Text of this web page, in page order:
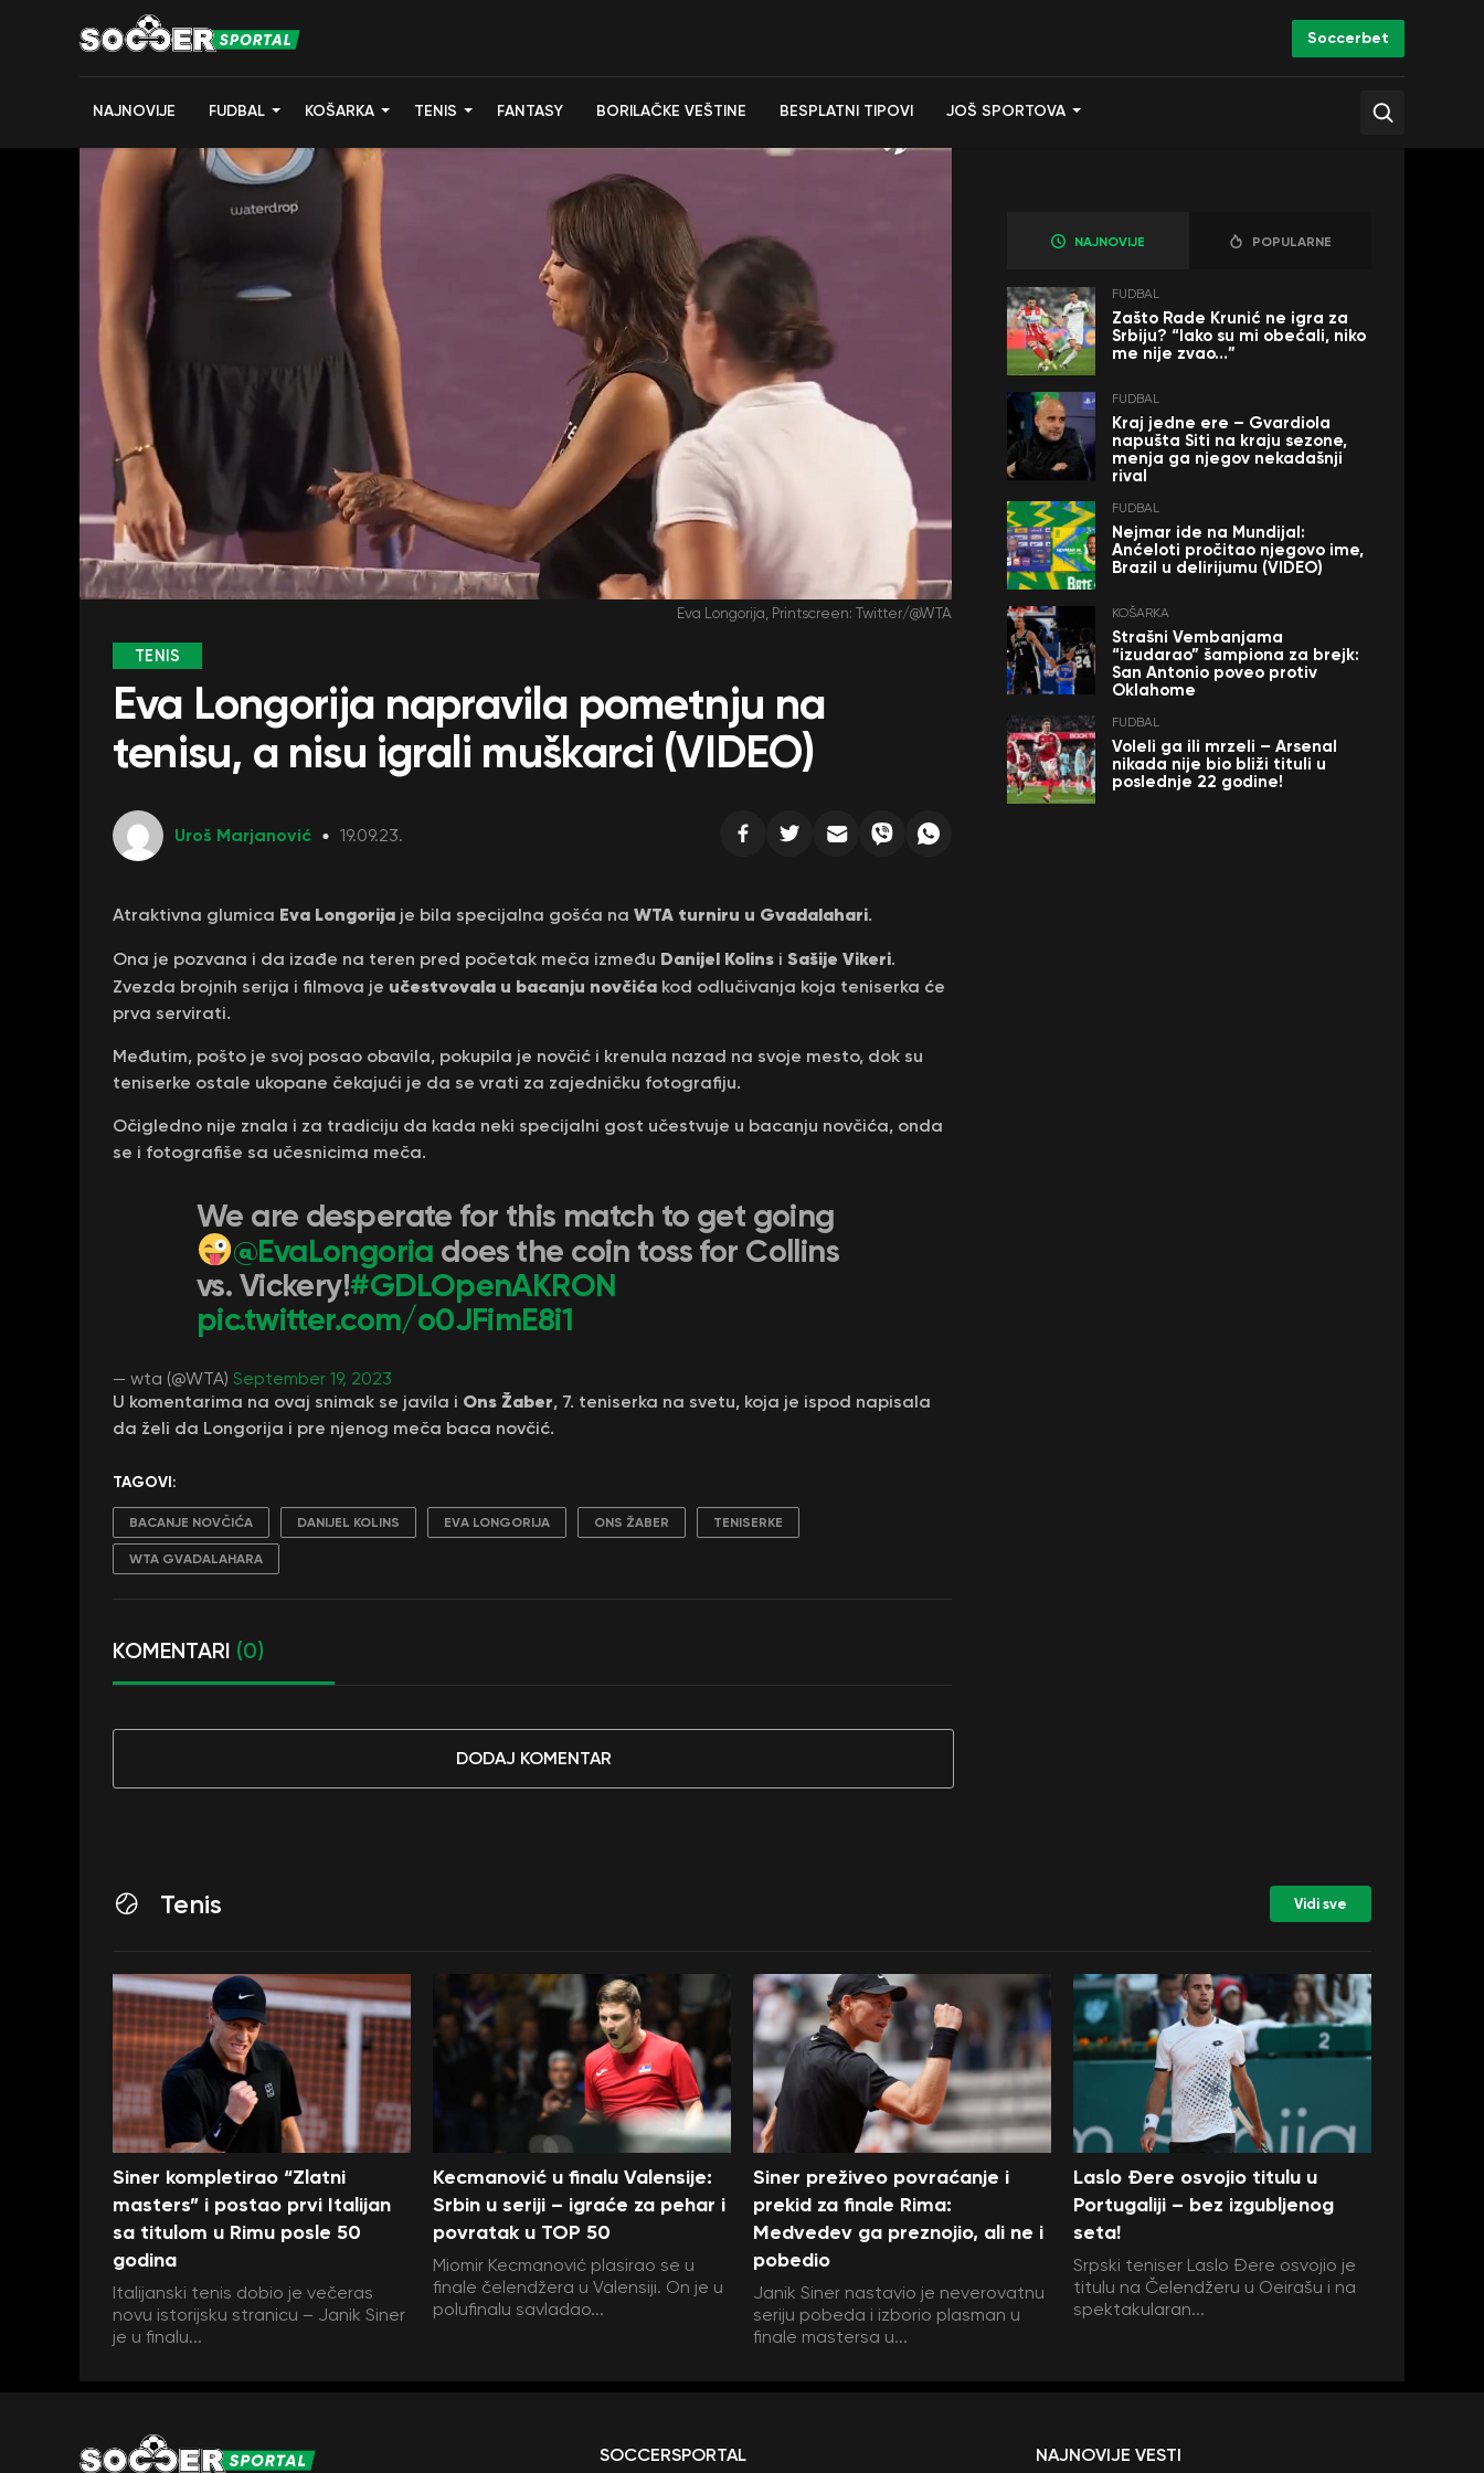
Soccerbet
NAJNOVIJE FUDBAL KOŠARKA TENIS FANTASY BORILAČKE VEŠTINE BESPLATNI TIPOVI JOŠ SPORTOVA
Eva Longorija, Printscreen: Twitter/@WTA
TENIS
Eva Longorija napravila pometnju na
tenisu, a nisu igrali muškarci (VIDEO)
Uroš Marjanović 19.09.23.
Atraktivna glumica Eva Longorija je bila specijalna gošća na WTA turniru u Gvadalahari.
Ona je pozvana i da izađe na teren pred početak meča između Danijel Kolins i Sašije Vikeri.
Zvezda brojnih serija i filmova je učestvovala u bacanju novčića kod odlučivanja koja teniserka će
prva servirati.
Međutim, pošto je svoj posao obavila, pokupila je novčić i krenula nazad na svoje mesto, dok su
teniserke ostale ukopane čekajući je da se vrati za zajedničku fotografiju.
Očigledno nije znala i za tradiciju da kada neki specijalni gost učestvuje u bacanju novčića, onda
se i fotografiše sa učesnicima meča.
We are desperate for this match to get going
@EvaLongoria does the coin toss for Collins
vs. Vickery!#GDLOpenAKRON
pic.twitter.com/o0JFimE8i1
— wta (@WTA) September 19, 2023
U komentarima na ovaj snimak se javila i Ons Žaber, 7. teniserka na svetu, koja je ispod napisala
da želi da Longorija i pre njenog meča baca novčić.
TAGOVI:
BACANJE NOVČIĆA DANIJEL KOLINS EVA LONGORIJA ONS ŽABER TENISERKE
WTA GVADALAHARA
KOMENTARI (0)
DODAJ KOMENTAR
NAJNOVIJE POPULARNE
FUDBAL
Zašto Rade Krunić ne igra za
Srbiju? “Iako su mi obećali, niko
me nije zvao…”
FUDBAL
Kraj jedne ere – Gvardiola
napušta Siti na kraju sezone,
menja ga njegov nekadašnji
rival
FUDBAL
Nejmar ide na Mundijal:
Anćeloti pročitao njegovo ime,
Brazil u delirijumu (VIDEO)
KOŠARKA
Strašni Vembanjama
“izudarao” šampiona za brejk:
San Antonio poveo protiv
Oklahome
FUDBAL
Voleli ga ili mrzeli – Arsenal
nikada nije bio bliži tituli u
poslednje 22 godine!
Tenis Vidi sve
Siner kompletirao “Zlatni
masters” i postao prvi Italijan
sa titulom u Rimu posle 50
godina
Italijanski tenis dobio je večeras
novu istorijsku stranicu – Janik Siner
je u finalu...
Kecmanović u finalu Valensije:
Srbin u seriji – igraće za pehar i
povratak u TOP 50
Miomir Kecmanović plasirao se u
finale čelendžera u Valensiji. On je u
polufinalu savladao...
Siner preživeo povraćanje i
prekid za finale Rima:
Medvedev ga preznojio, ali ne i
pobedio
Janik Siner nastavio je neverovatnu
seriju pobeda i izborio plasman u
finale mastersa u...
Laslo Đere osvojio titulu u
Portugaliji – bez izgubljenog
seta!
Srpski teniser Laslo Đere osvojio je
titulu na Čelendžeru u Oeirašu i na
spektakularan...
SOCCERSPORTAL NAJNOVIJE VESTI